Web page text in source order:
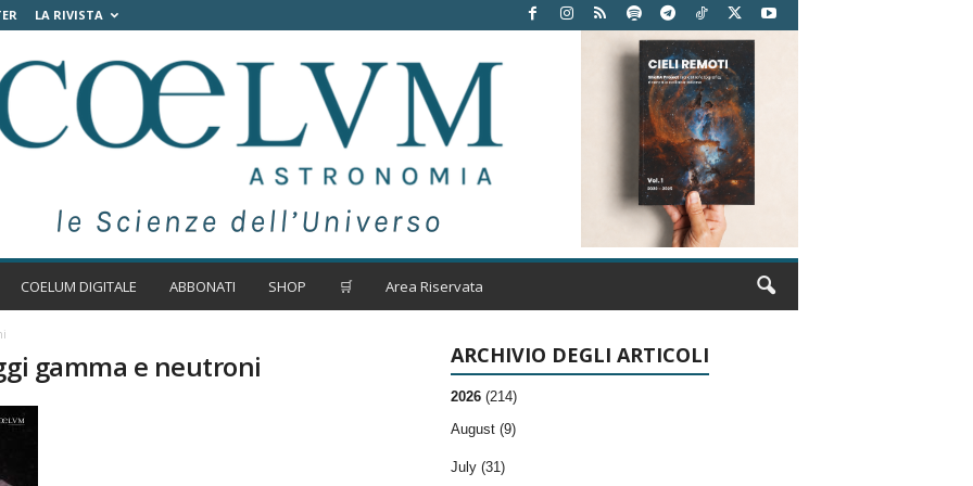
LA RIVISTA
COELUM DIGITALE ABBONATI SHOP 🛒 Area Riservata
gamma e neutroni ARCHIVIO DEGLI ARTICOLI
2026 (214)
August (9)
July (31)